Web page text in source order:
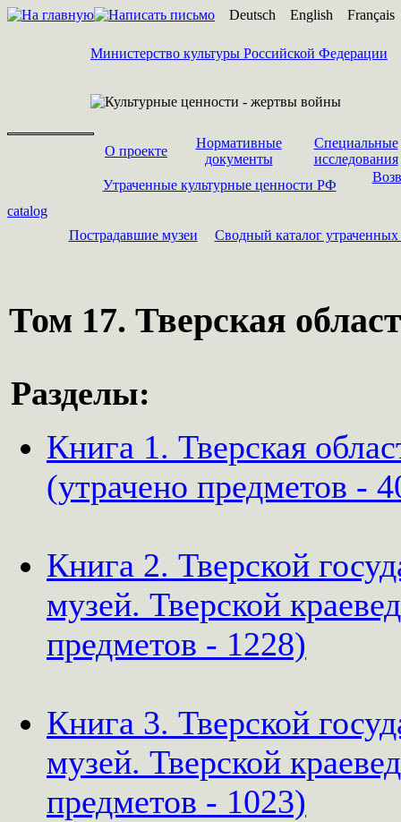
Deutsch English Français
Министерство культуры Российской Федерации
О проекте
Нормативные
документы
Специальные
исследования
Утраченные культурные ценности РФ
catalog
Пострадавшие музеи
Cводный каталог
Том 17. Тверская
Разделы:
Книга 1. Тверская
(утрачено предметов -
Книга 2. Тверской
музей. Тверской
предметов - 1228)
Книга 3. Тверской
музей. Тверской
предметов - 1023)